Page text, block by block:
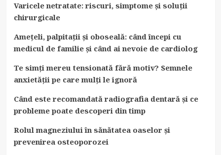
Varicele netratate: riscuri, simptome și soluții
chirurgicale
Amețeli, palpitații și oboseală: când începi cu
medicul de familie și când ai nevoie de cardiolog
Te simți mereu tensionată fără motiv? Semnele
anxietății pe care mulți le ignoră
Când este recomandată radiografia dentară și ce
probleme poate descoperi din timp
Rolul magneziului în sănătatea oaselor și
prevenirea osteoporozei